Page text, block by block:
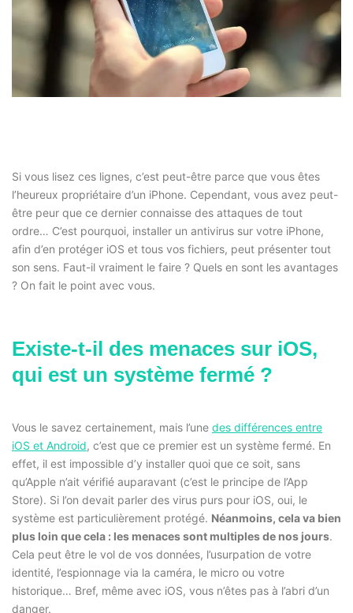
Si vous lisez ces lignes, c’est peut-être parce que vous êtes
l’heureux propriétaire d’un iPhone. Cependant, vous avez peut-
être peur que ce dernier connaisse des attaques de tout
ordre… C’est pourquoi, installer un antivirus sur votre iPhone,
afin d’en protéger iOS et tous vos fichiers, peut présenter tout
son sens. Faut-il vraiment le faire ? Quels en sont les avantages
? On fait le point avec vous.
Existe-t-il des menaces sur iOS,
qui est un système fermé ?
Vous le savez certainement, mais l’une des différences entre
iOS et Android, c’est que ce premier est un système fermé. En
effet, il est impossible d’y installer quoi que ce soit, sans
qu’Apple n’ait vérifié auparavant (c’est le principe de l’App
Store). Si l’on devait parler des virus purs pour iOS, oui, le
système est particulièrement protégé. Néanmoins, cela va bien
plus loin que cela : les menaces sont multiples de nos jours.
Cela peut être le vol de vos données, l’usurpation de votre
identité, l’espionnage via la caméra, le micro ou votre
historique… Bref, même avec iOS, vous n’êtes pas à l’abri d’un
danger.